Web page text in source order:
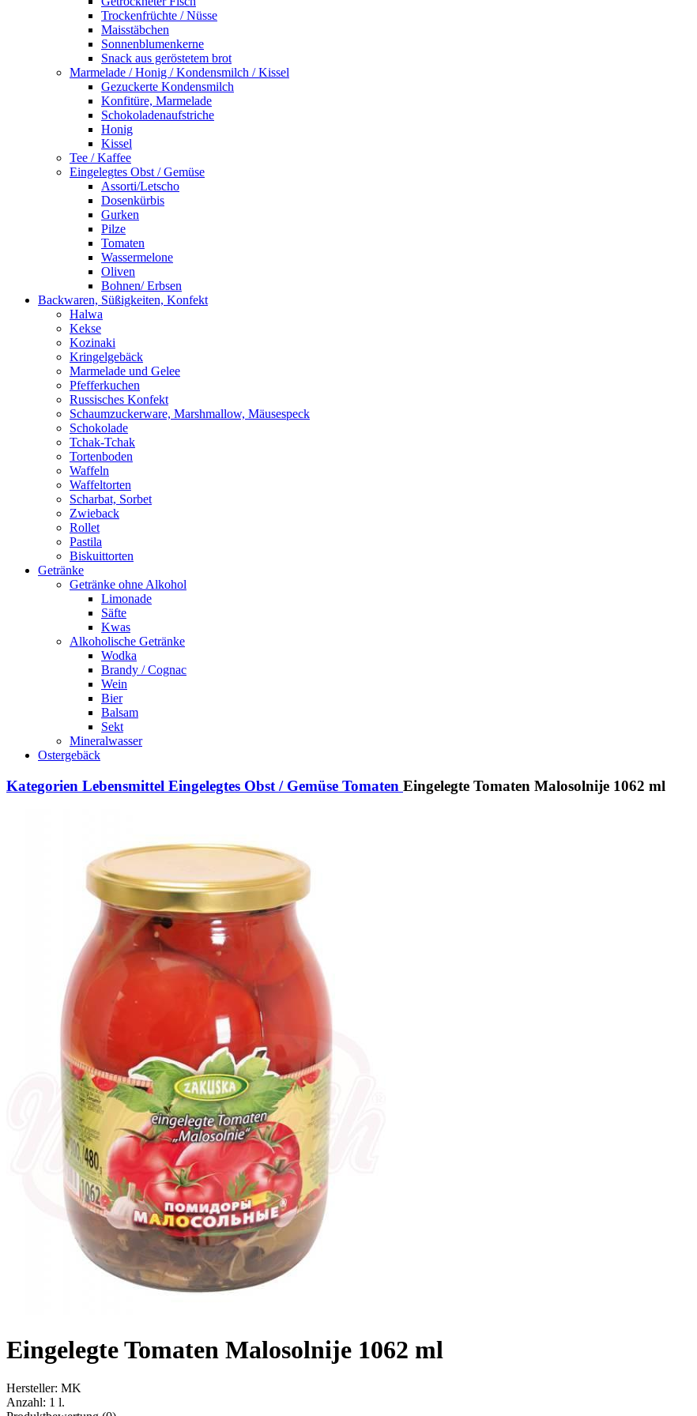
Trockenfrüchte / Nüsse
Maisstäbchen
Sonnenblumenkerne
Snack aus geröstetem brot
Marmelade / Honig / Kondensmilch / Kissel
Gezuckerte Kondensmilch
Konfitüre, Marmelade
Schokoladenaufstriche
Honig
Kissel
Tee / Kaffee
Eingelegtes Obst / Gemüse
Assorti/Letscho
Dosenkürbis
Gurken
Pilze
Tomaten
Wassermelone
Oliven
Bohnen/ Erbsen
Backwaren, Süßigkeiten, Konfekt
Halwa
Kekse
Kozinaki
Kringelgebäck
Marmelade und Gelee
Pfefferkuchen
Russisches Konfekt
Schaumzuckerware, Marshmallow, Mäusespeck
Schokolade
Tchak-Tchak
Tortenboden
Waffeln
Waffeltorten
Scharbat, Sorbet
Zwieback
Rollet
Pastila
Biskuittorten
Getränke
Getränke ohne Alkohol
Limonade
Säfte
Kwas
Alkoholische Getränke
Wodka
Brandy / Cognac
Wein
Bier
Balsam
Sekt
Mineralwasser
Ostergebäck
Kategorien Lebensmittel Eingelegtes Obst / Gemüse Tomaten Eingelegte Tomaten Malosolnije 1062 ml
Eingelegte Tomaten Malosolnije 1062 ml
Hersteller: MK
Anzahl: 1 l.